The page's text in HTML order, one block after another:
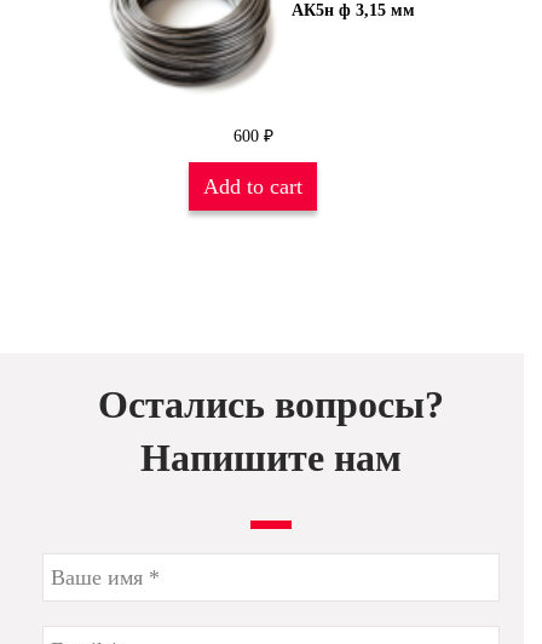
АК5н ф 3,15 мм
600 ₽
Add to cart
Остались вопросы?
Напишите нам